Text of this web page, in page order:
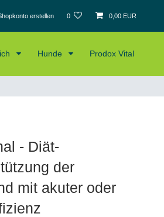
erstellen 0 0,00 EUR
Hunde Prodox Vital
- Diät-
der
mit akuter oder